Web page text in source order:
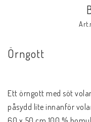
Örngott
Ett örngott med söt
påsydd lite innanför